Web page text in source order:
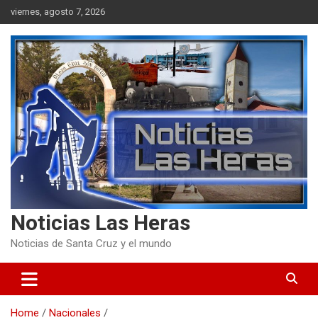
Skip
to
content
viernes, agosto 7, 2026
Noticias Las Heras
Noticias de Santa Cruz y el mundo
Home
Nacionales